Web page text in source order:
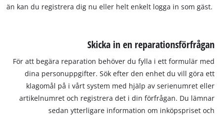
än kan du registrera dig nu eller helt enkelt logga in som gäst.
Skicka in en reparationsförfrågan
För att begära reparation behöver du fylla i ett formulär med
dina personuppgifter. Sök efter den enhet du vill göra ett
klagomål på i vårt system med hjälp av serienumret eller
artikelnumret och registrera det i din förfrågan. Du lämnar
sedan ytterligare information om inköpspriset och